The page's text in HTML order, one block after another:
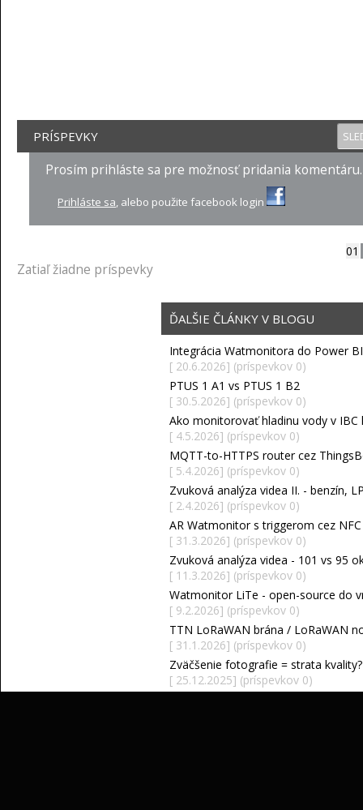
PRÍSPEVKY
Prosím prihláste sa pre možnosť pridania komentáru.
Prihláste sa, alebo použite facebook login
01
Zatiaľ žiadne príspevky
ĎALŠIE ČLÁNKY V BLOGU
Integrácia Watmonitora do Power BI
[ 20.6.2026] (príspevkov 0)
PTUS 1 A1 vs PTUS 1 B2
[ 30.5.2026] (príspevkov 0)
Ako monitorovať hladinu vody v IBC
[ 4.5.2026] (príspevkov 0)
MQTT-to-HTTPS router cez
[ 5.4.2026] (príspevkov 0)
Zvuková analýza videa II. - benzín,
[ 2.4.2026] (príspevkov 0)
AR Watmonitor s triggerom cez NFC
[ 31.3.2026] (príspevkov 0)
Zvuková analýza videa - 101 vs 95
[ 11.3.2026] (príspevkov 0)
Watmonitor LiTe - open-source do
[ 9.2.2026] (príspevkov 0)
TTN LoRaWAN brána / LoRaWAN
[ 31.1.2026] (príspevkov 0)
Zväčšenie fotografie = strata kvality?
[ 25.12.2025] (príspevkov 0)